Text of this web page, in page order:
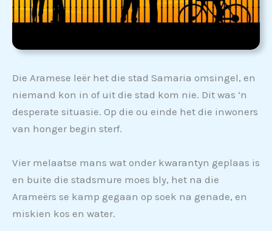
Die Aramese leër het die stad Samaria omsingel, en
niemand kon in of uit die stad kom nie. Dit was ‘n
desperate situasie. Op die ou einde het die inwoners
van honger begin sterf.
Vier melaatse mans wat onder kwarantyn geplaas is
en buite die stadsmure moes bly, het na die
Arameërs se kamp gegaan op soek na genade, en
miskien kos en water.